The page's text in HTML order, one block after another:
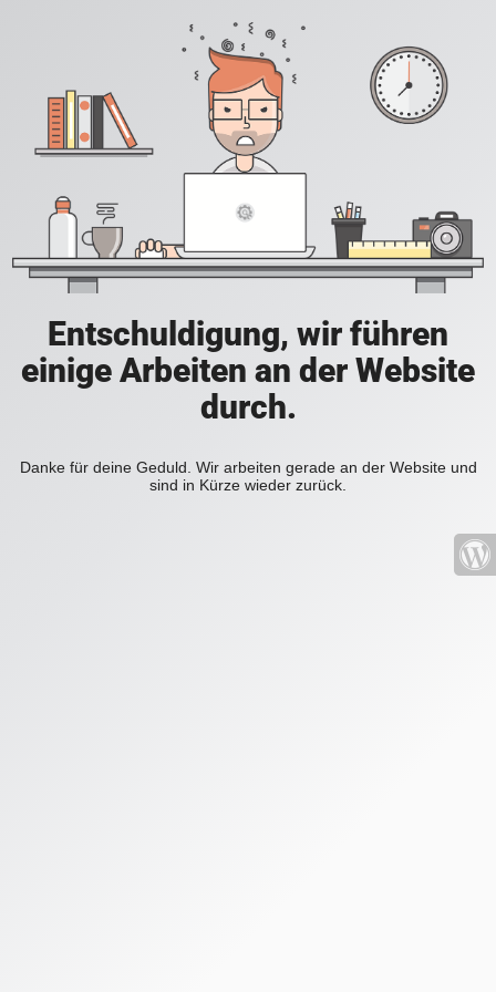
Entschuldigung, wir führen
einige Arbeiten an der Website
durch.
Danke für deine Geduld. Wir arbeiten gerade an der Website und
sind in Kürze wieder zurück.